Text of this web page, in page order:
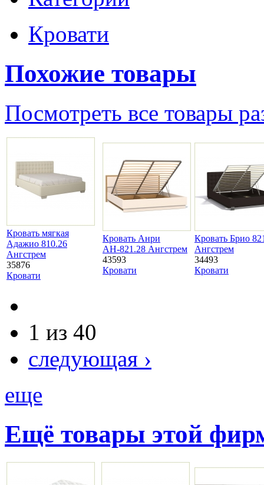
Кровати
Похожие товары
Посмотреть все товары
Кровать мягкая
Адажио 810.26
Ангстрем
35876
Кровати
Кровать Анри
АН-821.28 Ангстрем
43593
Кровати
Кровать Брио
Ангстрем
34493
Кровати
1 из 40
следующая ›
еще
Ещё товары этой